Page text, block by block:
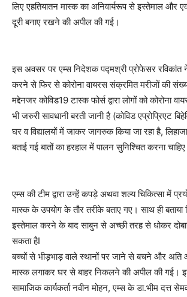
लिए एहतियातन मास्क का अनिवार्यरूप से इस्तेमाल और
दूरी बनाए रखने की अपील की गई।
इस अवसर पर एम्स निदेशक पद्मश्री प्रोफेसर रविकांत ने
करने से फिर से कोरोना वायरस संक्रमित मरीजों की
मद्देनजर कोविड19 टास्क फोर्स द्वारा लोगों को कोरोना
भी जरुरी सावधानी बरती जानी है (कोविड एप्रोप्रिएट
घर व विद्यालयों में जाकर जागरुक किया जा रहा है,
बताई गई बातों का हरहाल में पालन सुनिश्चित करना
एम्स की टीम द्वारा उन्हें कपड़े अथवा शल्य चिकित्सा में
मास्क के उपयोग के तौर तरीके बताए गए। साथ ही
इस्तेमाल करने के बाद साबुन से अच्छी तरह से धोकर
सकता हैI
बच्चों से भीड़भाड़ वाले स्थानों पर जाने से बचने और अति
मास्क लगाकर घर से बाहर निकलने की अपील की गई।
सामाजिक कार्यकर्ता नवीन मोहन, एम्स के डा.भीम दत्त